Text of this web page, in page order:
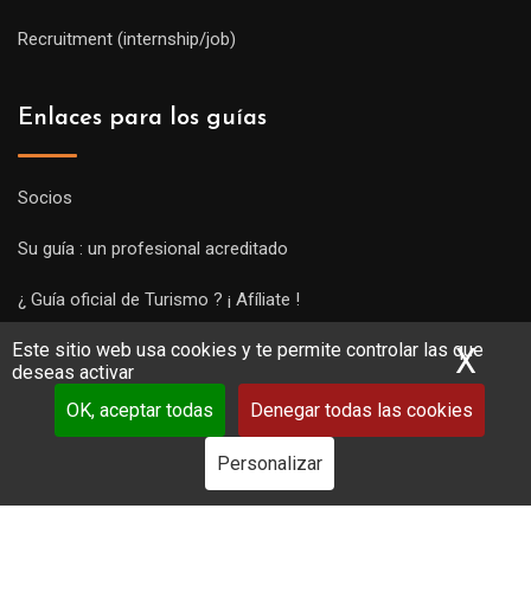
Este sitio web usa cookies y te permite controlar las que
deseas activar
OK, aceptar todas
Denegar todas las cookies
Personalizar
X
Recruitment (internship/job)
Enlaces para los guías
Socios
Su guía : un profesional acreditado
¿ Guía oficial de Turismo ? ¡ Afíliate !
Subir una visita y empezar a trabajar !